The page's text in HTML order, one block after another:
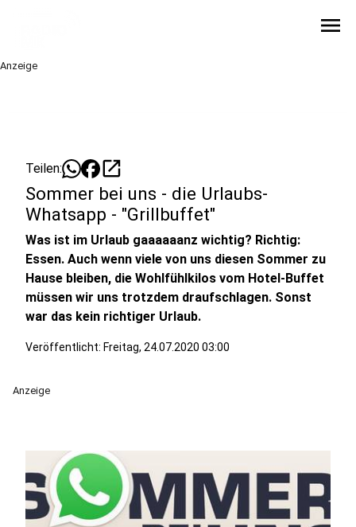
menu
Anzeige
Teilen: open_in_new
Sommer bei uns - die Urlaubs-
Whatsapp - "Grillbuffet"
Was ist im Urlaub gaaaaaanz wichtig? Richtig:
Essen. Auch wenn viele von uns diesen Sommer zu
Hause bleiben, die Wohlfühlkilos vom Hotel-Buffet
müssen wir uns trotzdem draufschlagen. Sonst
war das kein richtiger Urlaub.
Veröffentlicht: Freitag, 24.07.2020 03:00
Anzeige